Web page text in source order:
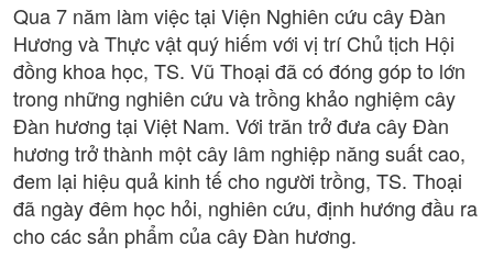
Qua 7 năm làm việc tại Viện Nghiên cứu cây Đàn
Hương và Thực vật quý hiếm với vị trí Chủ tịch Hội
đồng khoa học, TS. Vũ Thoại đã có đóng góp to lớn
trong những nghiên cứu và trồng khảo nghiệm cây
Đàn hương tại Việt Nam. Với trăn trở đưa cây Đàn
hương trở thành một cây lâm nghiệp năng suất cao,
đem lại hiệu quả kinh tế cho người trồng, TS. Thoại
đã ngày đêm học hỏi, nghiên cứu, định hướng đầu ra
cho các sản phẩm của cây Đàn hương.